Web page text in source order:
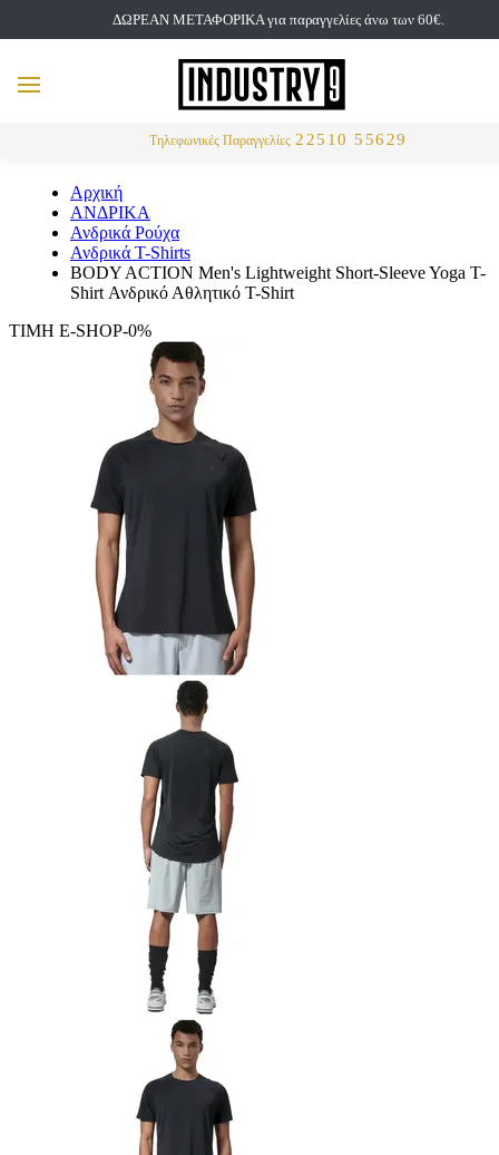
ΔΩΡΕΑΝ ΜΕΤΑΦΟΡΙΚΑ για παραγγελίες άνω των 60€.
Τηλεφωνικές Παραγγελίες 22510 55629
MENU
Αρχική
ΑΝΔΡΙΚΑ
Ανδρικά Ρούχα
Ανδρικά T-Shirts
BODY ACTION Men's Lightweight Short-Sleeve Yoga T-
Shirt Ανδρικό Αθλητικό T-Shirt
ΤΙΜΗ E-SHOP-0%